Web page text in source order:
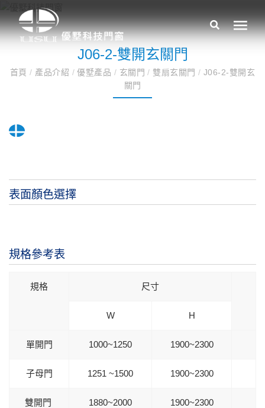
J06-2-雙開玄關門
首頁/ 產品介紹 / 優墅產品 / 玄關門/ 雙扇玄關門/ J06-2-雙開玄
關門
表面顏色選擇
規格參考表
規格 尺寸
W H
單開門 1000~1250 1900~2300
子母門 1251 ~1500 1900~2300
雙開門 1880~2000 1900~2300